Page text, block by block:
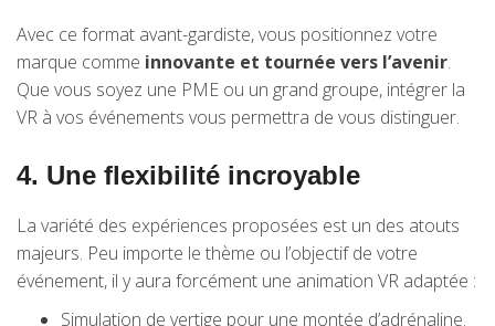
Avec ce format avant-gardiste, vous positionnez votre
marque comme innovante et tournée vers l’avenir.
Que vous soyez une PME ou un grand groupe, intégrer la
VR à vos événements vous permettra de vous distinguer.
4. Une flexibilité incroyable
La variété des expériences proposées est un des atouts
majeurs. Peu importe le thème ou l’objectif de votre
événement, il y aura forcément une animation VR adaptée :
Simulation de vertige pour une montée d’adrénaline.